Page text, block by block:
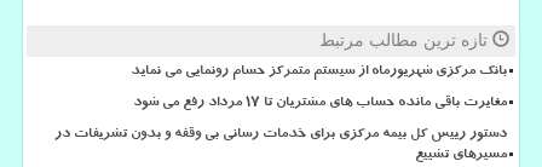
تازه ترین مطالب مرتبط
بانک مرکزی شهریورماه از سیستم متمرکز حسام رونمایی می نماید
مغایرت باقی مانده حساب های مشتریان تا 17 مرداد رفع می شود
دستور رییس کل بیمه مرکزی برای خدمات رسانی بی وقفه و بدون تشریفات در
مسیرهای تشییع